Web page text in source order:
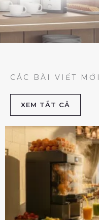
CÁC BÀI VIẾT MỚI
XEM TẮT CẢ